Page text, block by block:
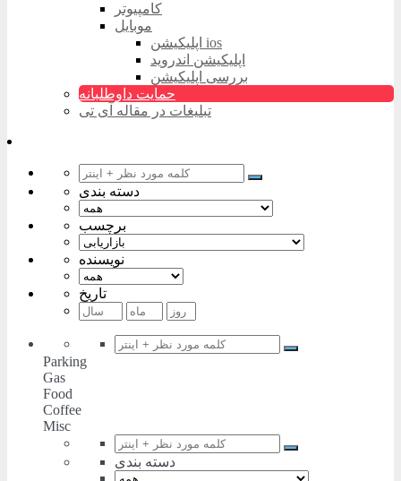
کامپیوتر
موبایل
اپلیکیشن ios
اپلیکیشن اندروید
بررسی اپلیکیشن
حمایت داوطلبانه
تبلیغات در مقاله آی تی
دسته بندی
برچسب
نویسنده
تاریخ
Parking
Gas
Food
Coffee
Misc
دسته بندی